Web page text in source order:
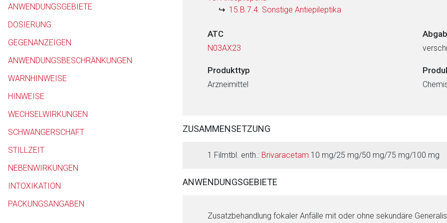
ANWENDUNGSGEBIETE
DOSIERUNG
GEGENANZEIGEN
ANWENDUNGSBESCHRÄNKUNGEN
WARNHINWEISE
HINWEISE
WECHSELWIRKUNGEN
SCHWANGERSCHAFT
STILLZEIT
NEBENWIRKUNGEN
INTOXIKATION
PACKUNGSANGABEN
15.B.7.4. Sonstige Antiepileptika
ATC
N03AX23
Produkttyp
Arzneimittel
ZUSAMMENSETZUNG
1 Filmtbl. enth.: Brivaracetam 10 mg/25 mg/50 mg/75 mg/100 mg
ANWENDUNGSGEBIETE
Zusatzbehandlung fokaler Anfälle mit oder ohne sekundäre